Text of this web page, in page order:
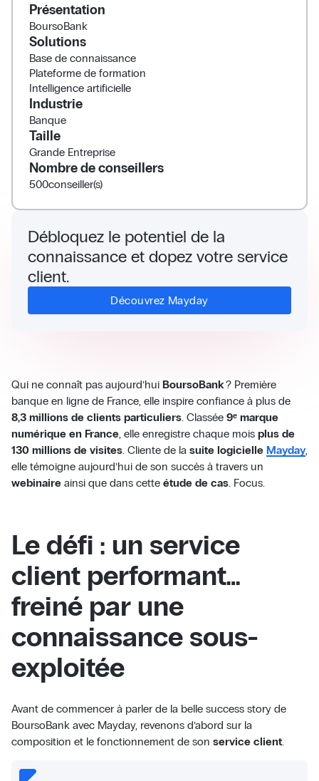
Qui ne connaît pas aujourd’hui BoursoBank? Première
banque en ligne de France, elle inspire confiance à plus de
8,3 millions de clients particuliers. Classée 9ᵉ marque
numérique en France, elle enregistre chaque mois plus de
130 millions de visites. Cliente de la suite logicielle Mayday,
elle témoigne aujourd’hui de son succès à travers un
webinaireainsi que dans cette étude de cas. Focus.
Le défi : un service
client performant…
freiné par une
connaissance sous-
exploitée
Avant de commencer à parler de la belle success story de
BoursoBank avec Mayday, revenons d’abord sur la
composition et le fonctionnement de son service client.
Présentation
BoursoBank
Solutions
Base de connaissance
Plateforme de formation
Intelligence artificielle
Industrie
Banque
Taille
Grande Entreprise
Nombre de conseillers
500conseiller(s)
Débloquez le potentiel de la
connaissance et dopez votre service
client.
Découvrez Mayday